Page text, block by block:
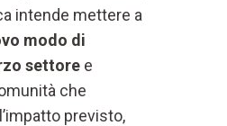
intende mettere a
modo di
settore e
che
previsto,